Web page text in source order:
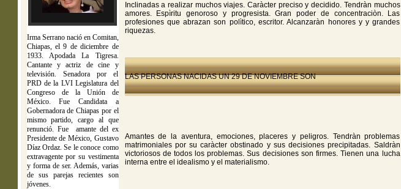
Irma Serrano nació en Comitan,
Chiapas, el 9 de diciembre de
1933. Apodada La Tigresa.
Cantante y actriz de cine y
televisión. Senadora por el
PRD de la LVI Legislatura del
Congreso de la Unión de
México. Fue Candidata a
Gobernadora de Chiapas por el
mismo partido, cargo al que
renunció. Fue amante del ex
Presidente de México, Gustavo
Díaz Ordaz. Se le conoce como
extravagente por su vestimenta
y forma de ser. Además, varias
de sus parejas recientes son
jóvenes.
Inclinadas a realizar muchos viajes. Caràcter preciso y decidido. Tendràn muchos
amores. Espìritu genoroso y progresista. Gran poder de concentraciòn. Las
profesiones que abrazan son polìtico, escritor. Alcanzaràn honores y y grandes
riquezas.
LAS PERSONAS NACIDAS UN 29 DE NOVIEMBRE SON
Amantes de la aventura, emociones, placeres y peligros. Tendràn problemas
matrimoniales por su caràcter obstinado y sus decisiones precipitadas. Saldràn
victoriosos de todos los problemas. Sus decisiones son firmes. Tienen una lucha
interna entre el idealismo y el materialismo.